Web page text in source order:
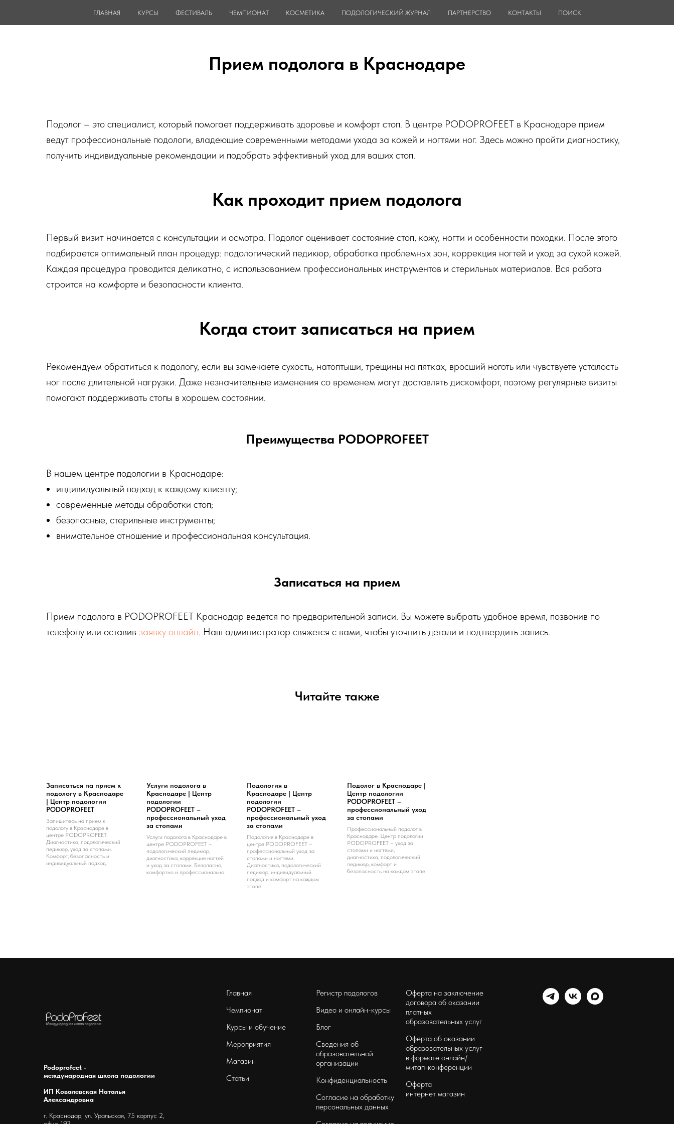
ГЛАВНАЯ КУРСЫ ФЕСТИВАЛЬ ЧЕМПИОНАТ КОСМЕТИКА ПОДОЛОГИЧЕСКИЙ ЖУРНАЛ ПАРТНЕРСТВО КОНТАКТЫ ПОИСК
Прием подолога в Краснодаре
Подолог – это специалист, который помогает поддерживать здоровье и комфорт стоп. В центре PODOPROFEET в Краснодаре прием
ведут профессиональные подологи, владеющие современными методами ухода за кожей и ногтями ног. Здесь можно пройти диагностику,
получить индивидуальные рекомендации и подобрать эффективный уход для ваших стоп.
Как проходит прием подолога
Первый визит начинается с консультации и осмотра. Подолог оценивает состояние стоп, кожу, ногти и особенности походки. После этого
подбирается оптимальный план процедур: подологический педикюр, обработка проблемных зон, коррекция ногтей и уход за сухой кожей.
Каждая процедура проводится деликатно, с использованием профессиональных инструментов и стерильных материалов. Вся работа
строится на комфорте и безопасности клиента.
Когда стоит записаться на прием
Рекомендуем обратиться к подологу, если вы замечаете сухость, натоптыши, трещины на пятках, вросший ноготь или чувствуете усталость
ног после длительной нагрузки. Даже незначительные изменения со временем могут доставлять дискомфорт, поэтому регулярные визиты
помогают поддерживать стопы в хорошем состоянии.
Преимущества PODOPROFEET
В нашем центре подологии в Краснодаре:
индивидуальный подход к каждому клиенту;
современные методы обработки стоп;
безопасные, стерильные инструменты;
внимательное отношение и профессиональная консультация.
Записаться на прием
Прием подолога в PODOPROFEET Краснодар ведется по предварительной записи. Вы можете выбрать удобное время, позвонив по
телефону или оставив заявку онлайн. Наш администратор свяжется с вами, чтобы уточнить детали и подтвердить запись.
Читайте также
Записаться на прием к
подологу в Краснодаре
| Центр подологии
PODOPROFEET
Запишитесь на прием к
подологу в Краснодаре в
центре PODOPROFEET.
Диагностика, подологический
педикюр, уход за стопами.
Комфорт, безопасность и
индивидуальный подход.
Услуги подолога в
Краснодаре | Центр
подологии
PODOPROFEET –
профессиональный уход
за стопами
Услуги подолога в Краснодаре в
центре PODOPROFEET –
подологический педикюр,
диагностика, коррекция ногтей
и уход за стопами. Безопасно,
комфортно и профессионально.
Подология в
Краснодаре | Центр
подологии
PODOPROFEET –
профессиональный уход
за стопами
Подология в Краснодаре в
центре PODOPROFEET –
профессиональный уход за
стопами и ногтями.
Диагностика, подологический
педикюр, индивидуальный
подход и комфорт на каждом
этапе.
Подолог в Краснодаре |
Центр подологии
PODOPROFEET –
профессиональный уход
за стопами
Профессиональный подолог в
Краснодаре. Центр подологии
PODOPROFEET – уход за
стопами и ногтями,
диагностика, подологический
педикюр, комфорт и
безопасность на каждом этапе.
Podoprofeet -
международная школа подологии
ИП Ковалевская Наталья
Александровна
г. Краснодар, ул. Уральская, 75 корпус 2,
Главная
Чемпионат
Курсы и обучение
Мероприятия
Магазин
Статьи
Регистр подологов
Видео и онлайн-курсы
Блог
Сведения об
образовательной
организации
Конфиденциальность
Согласие на обработку
персональных данных
Оферта на заключение
договора об оказании
платных
образовательных услуг
Оферта об оказании
образовательных услуг
в формате онлайн/
митап-конференции
Оферта
интернет магазин